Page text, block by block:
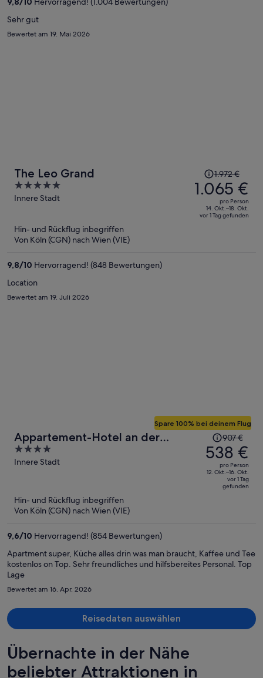
Sehr gut
Bewertet am 19. Mai 2026
The Leo Grand
5
out
5
Innere Stadt
Der
Preis
betrug
1.972 €,
jetzt
1.972 €
1.065 €
pro Person
14. Okt.–18. Okt.
vor 1 Tag gefunden
Hin- und Rückflug inbegriffen
Von Köln (CGN) nach Wien (VIE)
9,8/10 Hervorragend! (848 Bewertungen)
Location
Bewertet am 19. Juli 2026
Appartement-Hotel an der
Riemergasse
4
out
Innere Stadt
Spare 100% bei deinem Flug
Der
Preis
betrug
907 €,
jetzt
907 €
538 €
pro Person
12. Okt.–16. Okt.
vor 1 Tag
gefunden
Hin- und Rückflug inbegriffen
Von Köln (CGN) nach Wien (VIE)
9,6/10 Hervorragend! (854 Bewertungen)
Apartment super, Küche alles drin was man braucht, Kaffee und Tee
kostenlos on Top. Sehr freundliches und hilfsbereites Personal. Top
Lage
Bewertet am 16. Apr. 2026
Reisedaten auswählen
Übernachte in der Nähe
beliebter Attraktionen in